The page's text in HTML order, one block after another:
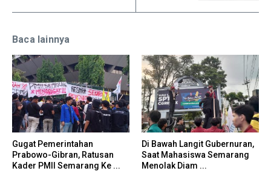
Baca lainnya
Gugat Pemerintahan
Prabowo-Gibran, Ratusan
Kader PMII Semarang Ke ...
Di Bawah Langit Gubernuran,
Saat Mahasiswa Semarang
Menolak Diam ...